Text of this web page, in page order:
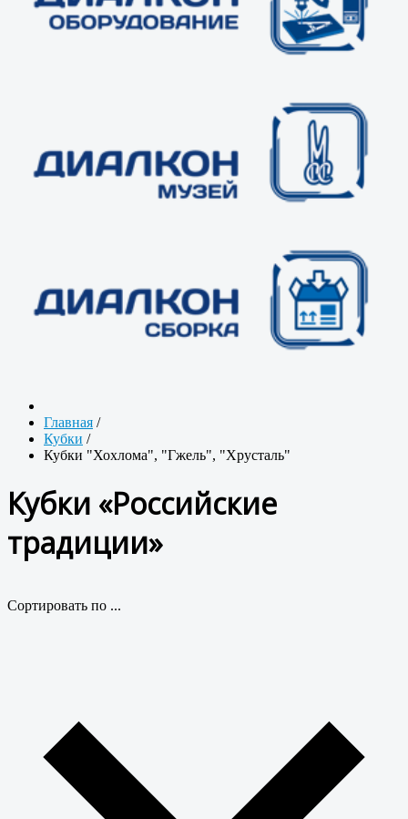
Главная /
Кубки /
Кубки "Хохлома", "Гжель", "Хрусталь"
Кубки «Российские
традиции»
Сортировать по ...